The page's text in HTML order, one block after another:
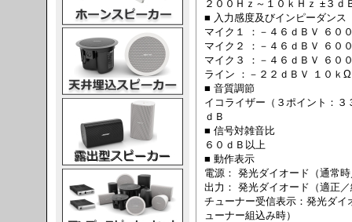
２００Ｈｚ～１０ｋＨｚ ±３ｄ
■ 入力感度及びインピーダンス
マイク１ ：－４６ｄＢＶ ６０
マイク２ ：－４６ｄＢＶ ６０
マイク３ ：－４６ｄＢＶ ６０
ライン ：－２２ｄＢＶ １０ｋ
■ 音質調節
イコライザー（３ポイント：
ｄＢ
■ 信号対雑音比
６０ｄＢ以上
■ 動作表示
電源： 発光ダイオード（通常
出力： 発光ダイオード（適正
チューナー受信表示：発光ダ
ューナー組込み時）